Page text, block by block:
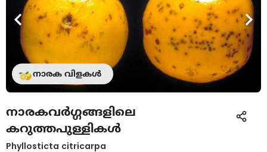
നാരക വിളകൾ
നാരകവര്‍ഗ്ഗങ്ങളിലെ
കറുത്തപുള്ളികള്‍
Phyllosticta citricarpa